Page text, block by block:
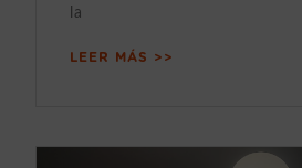
la
LEER MÁS >>